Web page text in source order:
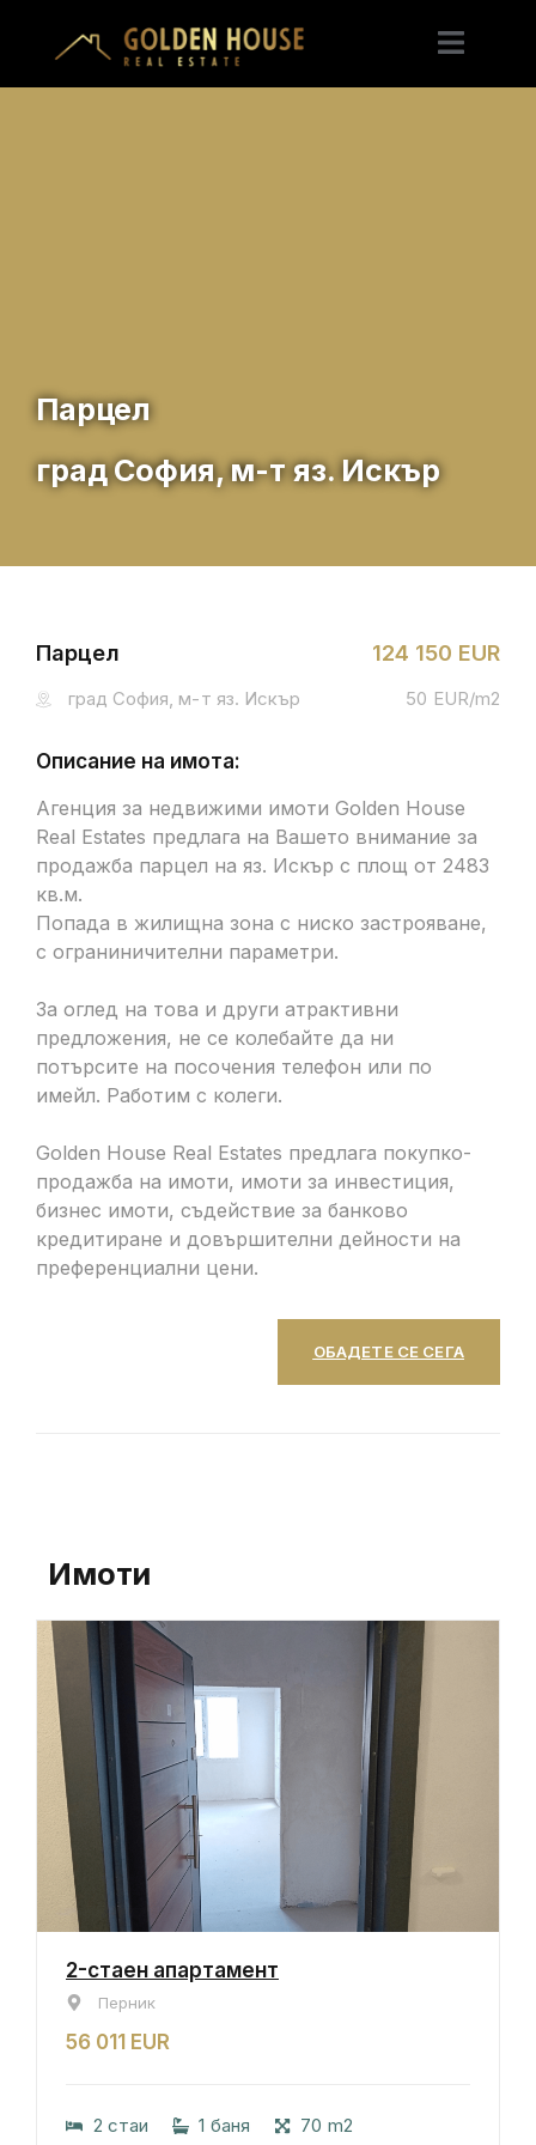
Парцел
град София, м-т яз. Искър
Парцел
град София, м-т яз. Искър
124 150 EUR
50 EUR/m2
Описание на имота:
Агенция за недвижими имоти Golden House
Real Estates предлага на Вашето внимание за
продажба парцел на яз. Искър с площ от 2483
кв.м.
Попада в жилищна зона с ниско застрояване,
с ограниничителни параметри.
За оглед на това и други атрактивни
предложения, не се колебайте да ни
потърсите на посочения телефон или по
имейл. Работим с колеги.
Golden House Real Estates предлага покупко-
продажба на имоти, имоти за инвестиция,
бизнес имоти, съдействие за банково
кредитиране и довършителни дейности на
преференциални цени.
ОБАДЕТЕ СЕ СЕГА
Имоти
2-стаен апартамент
Перник
56 011 EUR
2 стаи 1 баня 70 m2